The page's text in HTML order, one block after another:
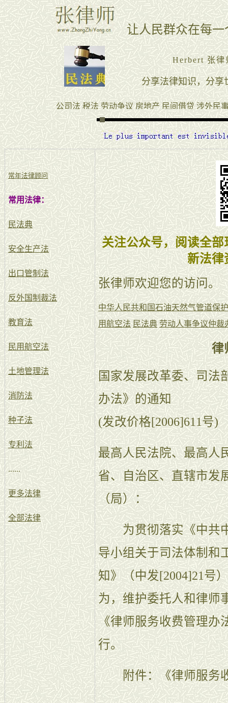
常年法律顾问
常用法律：
民法典
安全生产法
出口管制法
反外国制裁法
教育法
民用航空法
土地管理法
消防法
种子法
专利法
......
更多法律
全部法律
关注公众号，阅读全
新法律
张律师欢迎您的访问。
中华人民共和国石油天然气管道保
用航空法 民法典 劳动人事争议仲裁
律
国家发展改革委、司法
办法》的通知
(发改价格[2006]611号)
最高人民法院、最高人
省、自治区、直辖市发
（局）：
为贯彻落实《中共中
导小组关于司法体制和
知》（中发[2004]21号
为，维护委托人和律师
《律师服务收费管理办
行。
附件：《律师服务收